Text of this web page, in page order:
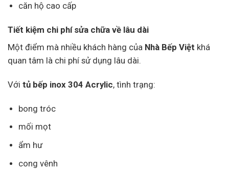
căn hộ cao cấp
Tiết kiệm chi phí sửa chữa về lâu dài
Một điểm mà nhiều khách hàng của Nhà Bếp Việt khá
quan tâm là chi phí sử dụng lâu dài.
Với tủ bếp inox 304 Acrylic, tình trạng:
bong tróc
mối mọt
ẩm hư
cong vênh